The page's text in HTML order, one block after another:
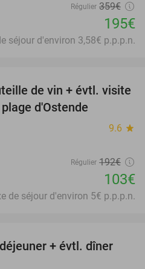
Régulier 359€
195€
séjour d'environ 3,58€ p.p.p.n.
46%
de vin + évtl. visite
d'Ostende
9.6 star
Régulier 192€
103€
de séjour d'environ 5€ p.p.p.n.
51%
+ évtl. dîner